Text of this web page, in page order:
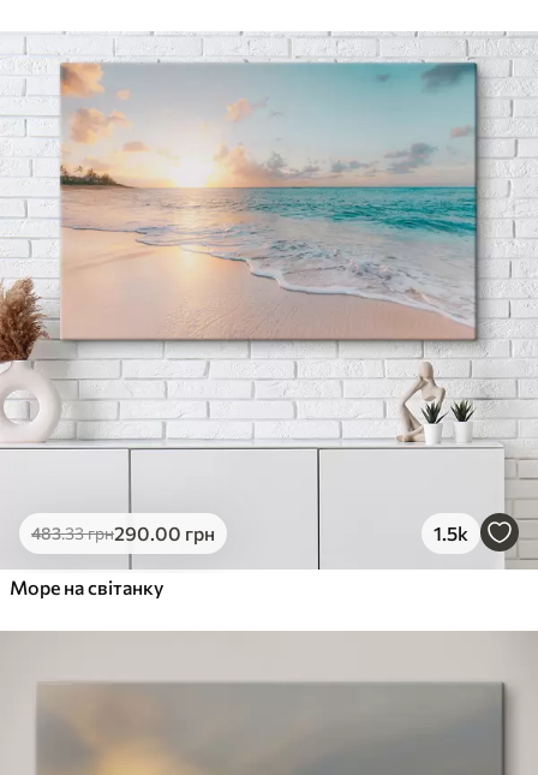
483.33грн290.00 грн 1.5k
Море на світанку